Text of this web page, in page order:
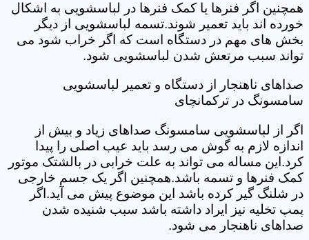
همچنین اگر فنرها یا کمک فنرها در لباسشویی به اشکال
خورده اند باید تعمیر شوند.تسمه لباسشویی از دیگر
بخش های مهم در دستگاه است که اگر خراب شود می
تواند سبب مرتعش شدن لباسشویی شود.
صداهای ناهنجار از دستگاه و تعمیر لباسشویی
سامسونگ در ترکمانچای
اگر از لباسشویی سامسونگ صداهای زیاد و بیش از
اندازه لازم به گوش می رسد باید عیب اصلی را پیدا
کرد.این مساله می تواند به علت خرابی در بالشتک موتور
کمک فنرها و تسمه باشد.همچنین اگر یک جسم خارجی
در شلنگ گیر کرده باشد این موضوع پیش می آید.اگر
پمپ تخلیه نیز ایراد داشته باشد سبب شنیده شدن
صداهای ناهنجار می شود.